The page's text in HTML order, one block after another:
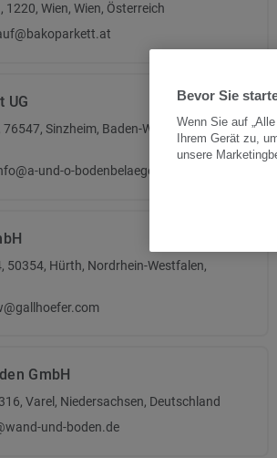
Wien, Wien, Österreich
UG
Sinzheim, Baden-Württemberg,
und-o-bodenbelaege.de
50354, Hürth, Nordrhein-Westfalen,
GmbH
Varel, Niedersachsen, Deutschland
und-boden.de
Bevor Sie
Wenn Sie auf
Ihrem Gerät zu,
unsere